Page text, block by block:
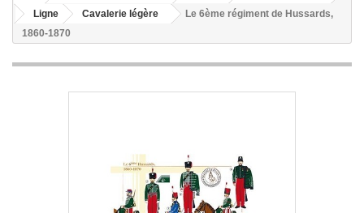
Ligne
Cavalerie légère
Le 6ème régiment de Hussards,
1860-1870